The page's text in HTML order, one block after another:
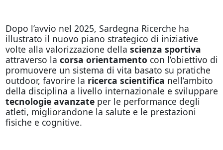
Dopo l’avvio nel 2025, Sardegna Ricerche ha
illustrato il nuovo piano strategico di iniziative
volte alla valorizzazione della scienza sportiva
attraverso la corsa orientamento con l’obiettivo di
promuovere un sistema di vita basato su pratiche
outdoor, favorire la ricerca scientifica nell’ambito
della disciplina a livello internazionale e sviluppare
tecnologie avanzate per le performance degli
atleti, migliorandone la salute e le prestazioni
fisiche e cognitive.